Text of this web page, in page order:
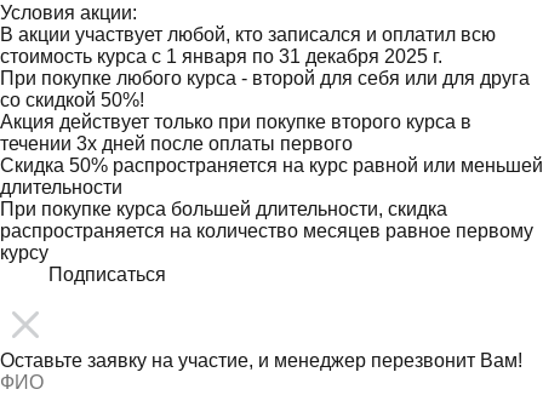
Условия акции:
В акции участвует любой, кто записался и оплатил всю
стоимость курса с 1 января по 31 декабря 2025 г.
При покупке любого курса - второй для себя или для друга
со скидкой 50%!
Акция действует только при покупке второго курса в
течении 3х дней после оплаты первого
Скидка 50% распространяется на курс равной или меньшей
длительности
При покупке курса большей длительности, скидка
распространяется на количество месяцев равное первому
курсу
Подписаться
Оставьте заявку на участие, и менеджер перезвонит Вам!